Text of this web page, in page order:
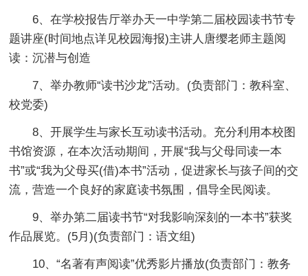
6、在学校报告厅举办天一中学第二届校园读书节专
题讲座(时间地点详见校园海报)主讲人唐缨老师主题阅
读：沉潜与创造
7、举办教师“读书沙龙”活动。(负责部门：教科室、
校党委)
8、开展学生与家长互动读书活动。充分利用本校图
书馆资源，在本次活动期间，开展“我与父母同读一本
书”或“我为父母买(借)本书”活动，促进家长与孩子间的交
流，营造一个良好的家庭读书氛围，倡导全民阅读。
9、举办第二届读书节“对我影响深刻的一本书”获奖
作品展览。(5月)(负责部门：语文组)
10、“名著有声阅读”优秀影片播放(负责部门：教务